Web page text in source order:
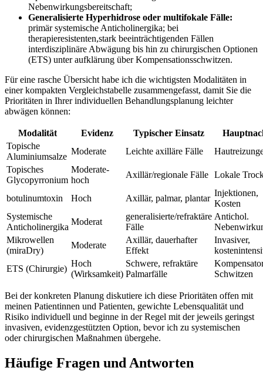
Nebenwirkungsbereitschaft;
Generalisierte Hyperhidrose oder multifokale Fälle:
‌primär systemische Anticholinergika; ⁢bei
therapieresistenten,stark beeinträchtigenden‍ Fällen ​
interdisziplinäre Abwägung bis hin zu‌ chirurgischen Optionen
(ETS) ⁣unter ​aufklärung über ​Kompensationsschwitzen.
Für eine‍ rasche Übersicht habe ich die wichtigsten Modalitäten ​in
einer kompakten Vergleichstabelle zusammengefasst, damit Sie die⁢
Prioritäten in Ihrer individuellen ‍Behandlungsplanung ‌leichter
abwägen können:
Modalität Evidenz Typischer Einsatz
Topische
Aluminiumsalze
Moderate Leichte axilläre Fälle
Topisches
‍Glycopyrronium
Moderate-
hoch
Axillär/regionale Fälle Lokale
botulinumtoxin Hoch Axillär, palmar, plantar
Injektionen,⁢
Kosten
Systemische
Anticholinergika
Moderat
generalisierte/refraktäre
Fälle
Antichol.​
Mikrowellen
(miraDry)
Moderate
Axillär, dauerhafter
⁤Effekt
Invasiver,
ETS (Chirurgie)
Hoch
(Wirksamkeit)
Schwere, refraktäre ​
Palmarfälle
⁣Schwitzen
Bei der konkreten ⁣Planung diskutiere ich diese‌ Prioritäten⁢ offen mit‌
meinen Patientinnen ​und Patienten, gewichte Lebensqualität und
Risiko individuell und beginne in der Regel mit der jeweils geringst
invasiven, evidenzgestützten Option, bevor ⁢ich zu systemischen
oder ‍chirurgischen⁢ Maßnahmen übergehe.
Häufige Fragen und Antworten